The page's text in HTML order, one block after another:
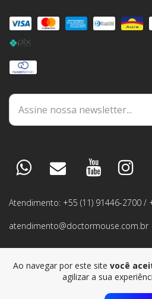
Ao navegar por este site você
agilizar a sua
Atendimento: +55 (11) 91446-2700 /
atendimento@doctormouse.com.br
DÚVIDAS
GARANTIA